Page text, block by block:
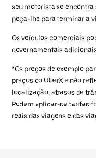
seu motorista se encontra
peça-lhe para terminar a
Os veículos comerciais
governamentais
*Os preços de exemplo
preços do UberX e não
localização, atrasos de
Podem aplicar-se tarifas
reais das viagens e das